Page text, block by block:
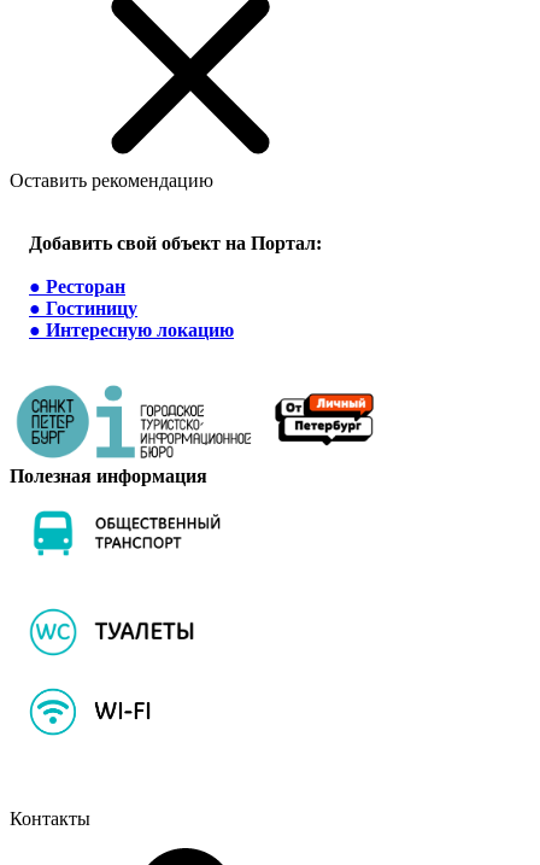
Оставить рекомендацию
Добавить свой объект на Портал:
● Ресторан
● Гостиницу
● Интересную локацию
Полезная информация
Контакты